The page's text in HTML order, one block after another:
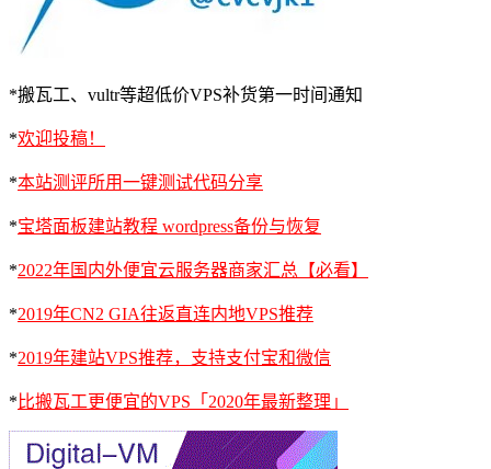
*搬瓦工、vultr等超低价VPS补货第一时间通知
*欢迎投稿！
*本站测评所用一键测试代码分享
*宝塔面板建站教程 wordpress备份与恢复
*2022年国内外便宜云服务器商家汇总【必看】
*2019年CN2 GIA往返直连内地VPS推荐
*2019年建站VPS推荐，支持支付宝和微信
* 比搬瓦工更便宜的VPS「2020年最新整理」